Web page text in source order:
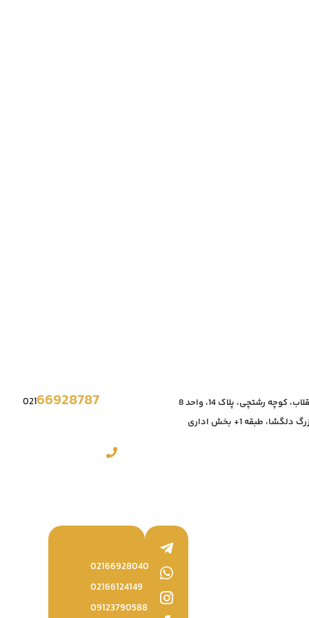
کوچه رشتچی، پلاک 14، واحد 8
طبقه 1+ بخش اداری
02166928787
02166928040
02166124149
09123790588